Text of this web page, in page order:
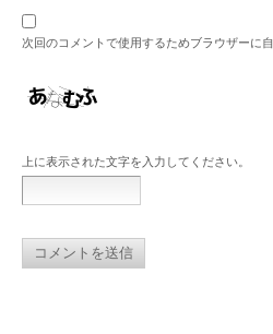
次回のコメントで使用するためブラウザーに
上に表示された文字を入力してください。